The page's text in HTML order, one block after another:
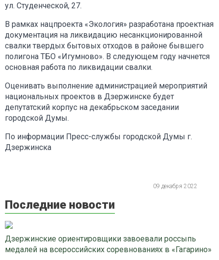
ул. Студенческой, 27.
В рамках нацпроекта «Экология» разработана проектная
документация на ликвидацию несанкционированной
свалки твердых бытовых отходов в районе бывшего
полигона ТБО «Игумново». В следующем году начнется
основная работа по ликвидации свалки.
Оценивать выполнение администрацией мероприятий
национальных проектов в Дзержинске будет
депутатский корпус на декабрьском заседании
городской Думы.
По информации Пресс-службы городской Думы г.
Дзержинска
09 декабря 2022
Последние новости
Дзержинские ориентировщики завоевали россыпь
медалей на всероссийских соревнованиях в «Гагарино»